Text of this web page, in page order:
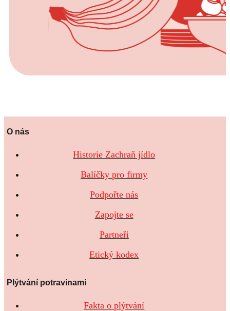
O nás
Historie Zachraň jídlo
Balíčky pro firmy
Podpořte nás
Zapojte se
Partneři
Etický kodex
Plýtvání potravinami
Fakta o plýtvání